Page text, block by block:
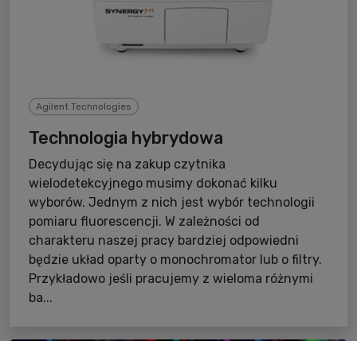
Agilent Technologies
Technologia hybrydowa
Decydując się na zakup czytnika
wielodetekcyjnego musimy dokonać kilku
wyborów. Jednym z nich jest wybór technologii
pomiaru fluorescencji. W zależności od
charakteru naszej pracy bardziej odpowiedni
będzie układ oparty o monochromator lub o filtry.
Przykładowo jeśli pracujemy z wieloma różnymi
ba...